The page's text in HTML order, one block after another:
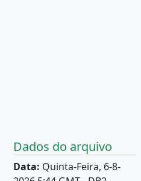
Dados do arquivo
Data: Quinta-Feira, 6-8-